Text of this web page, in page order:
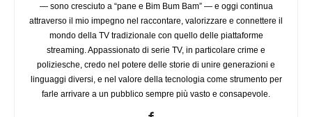
— sono cresciuto a “pane e Bim Bum Bam” — e oggi continua
attraverso il mio impegno nel raccontare, valorizzare e connettere il
mondo della TV tradizionale con quello delle piattaforme
streaming. Appassionato di serie TV, in particolare crime e
poliziesche, credo nel potere delle storie di unire generazioni e
linguaggi diversi, e nel valore della tecnologia come strumento per
farle arrivare a un pubblico sempre più vasto e consapevole.